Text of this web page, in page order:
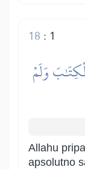
1
:
18
وَلَمۡ
Allahu
apsolutno